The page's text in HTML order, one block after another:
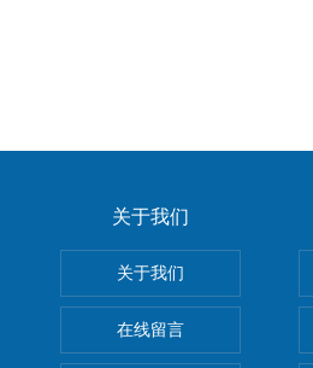
关于我们
关于我们
在线留言